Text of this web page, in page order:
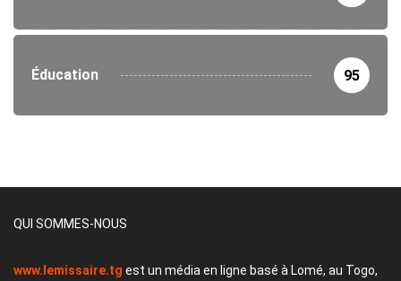
Éducation 95
QUI SOMMES-NOUS
www.lemissaire.tg est un média en ligne basé à Lomé, au Togo,